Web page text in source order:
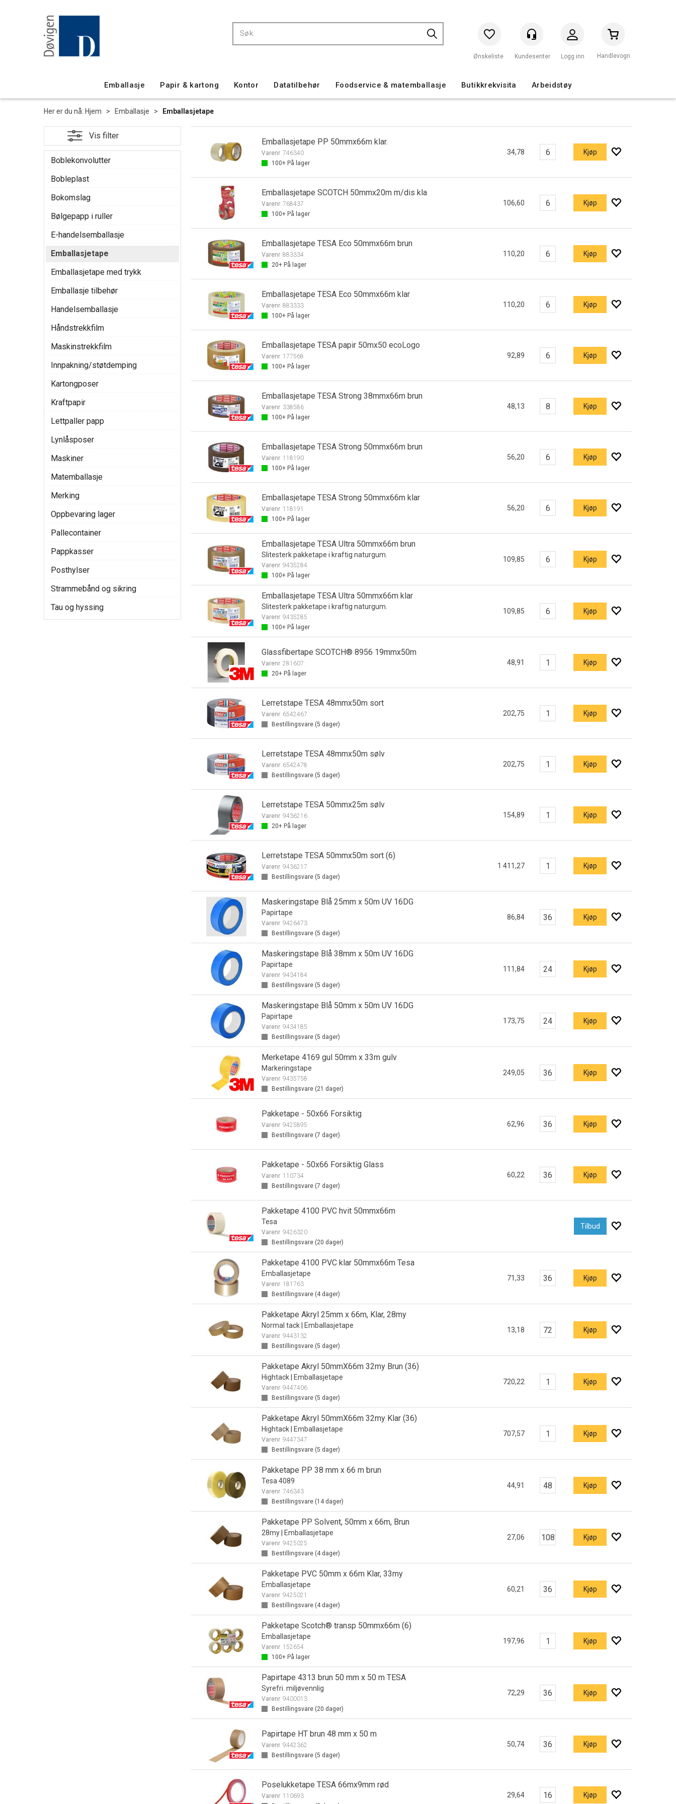
Logg inn Handlevogn
Emballasje Papir & kartong Kontor Datatilbehør Foodservice & matemballasje Butikkrekvisita Arbeidstøy
Her er du nå: Hjem > Emballasje > Emballasjetape
Boblekonvolutter
Bobleplast
Bokomslag
Bølgepapp i ruller
E-handelsemballasje
Emballasjetape
Emballasjetape med trykk
Emballasje tilbehør
Handelsemballasje
Håndstrekkfilm
Maskinstrekkfilm
Innpakning/støtdemping
Kartongposer
Kraftpapir
Lettpaller papp
Lynlåsposer
Maskiner
Matemballasje
Merking
Oppbevaring lager
Pallecontainer
Pappkasser
Posthylser
Strammebånd og sikring
Tau og hyssing
Emballasjetape PP 50mmx66m klar.
Varenr 746340
100+På lager
34,78 Kjøp
Emballasjetape SCOTCH 50mmx20m m/dis kla
Varenr 768437
100+På lager
106,60 Kjøp
Emballasjetape TESA Eco 50mmx66m brun
Varenr 883334
20+På lager
110,20 Kjøp
Emballasjetape TESA Eco 50mmx66m klar
Varenr 883333
100+På lager
110,20 Kjøp
Emballasjetape TESA papir 50mx50 ecoLogo
Varenr 177568
100+På lager
92,89 Kjøp
Emballasjetape TESA Strong 38mmx66m brun
Varenr 338586
100+På lager
48,13 Kjøp
Emballasjetape TESA Strong 50mmx66m brun
Varenr 118190
100+På lager
56,20 Kjøp
Emballasjetape TESA Strong 50mmx66m klar
Varenr 118191
100+På lager
56,20 Kjøp
Emballasjetape TESA Ultra 50mmx66m brun
Slitesterk pakketape i kraftig naturgum.
Varenr 9435284
100+På lager
109,85 Kjøp
Emballasjetape TESA Ultra 50mmx66m klar
Slitesterk pakketape i kraftig naturgum.
Varenr 9435285
100+På lager
109,85 Kjøp
Glassfibertape SCOTCH® 8956 19mmx50m
Varenr 281607
20+På lager
48,91 Kjøp
Lerretstape TESA 48mmx50m sort
Varenr 6542467
Bestillingsvare (5 dager)
202,75 Kjøp
Lerretstape TESA 48mmx50m sølv
Varenr 6542478
Bestillingsvare (5 dager)
202,75 Kjøp
Lerretstape TESA 50mmx25m sølv
Varenr 9436216
20+På lager
154,89 Kjøp
Lerretstape TESA 50mmx50m sort (6)
Varenr 9436217
Bestillingsvare (5 dager)
1 411,27 Kjøp
Maskeringstape Blå 25mm x 50m UV 16DG
Papirtape
Varenr 9426473
Bestillingsvare (5 dager)
86,84 Kjøp
Maskeringstape Blå 38mm x 50m UV 16DG
Papirtape
Varenr 9434184
Bestillingsvare (5 dager)
111,84 Kjøp
Maskeringstape Blå 50mm x 50m UV 16DG
Papirtape
Varenr 9434185
Bestillingsvare (5 dager)
173,75 Kjøp
Merketape 4169 gul 50mm x 33m gulv
Markeringstape
Varenr 9435758
Bestillingsvare (21 dager)
249,05 Kjøp
Pakketape - 50x66 Forsiktig
Varenr 9425895
Bestillingsvare (7 dager)
62,96 Kjøp
Pakketape - 50x66 Forsiktig Glass
Varenr 110734
Bestillingsvare (7 dager)
60,22 Kjøp
Pakketape 4100 PVC hvit 50mmx66m
Tesa
Varenr 9426320
Bestillingsvare (20 dager)
Tilbud
Pakketape 4100 PVC klar 50mmx66m Tesa
Emballasjetape
Varenr 181763
Bestillingsvare (4dager)
71,33 Kjøp
Pakketape Akryl 25mm x 66m, Klar, 28my
Normal tack | Emballasjetape
Varenr 9443132
Bestillingsvare (5 dager)
13,18 Kjøp
Pakketape Akryl 50mmX66m 32my Brun (36)
Hightack | Emballasjetape
Varenr 9447406
Bestillingsvare (5 dager)
720,22 Kjøp
Pakketape Akryl 50mmX66m 32my Klar (36)
Hightack | Emballasjetape
Varenr 9447347
Bestillingsvare (5 dager)
707,57 Kjøp
Pakketape PP 38 mm x 66 m brun
Tesa 4089
Varenr 746343
Bestillingsvare (14dager)
44,91 Kjøp
Pakketape PP Solvent, 50mm x 66m, Brun
28my | Emballasjetape
Varenr 9425025
Bestillingsvare (4dager)
27,06 Kjøp
Pakketape PVC 50mm x 66m Klar, 33my
Emballasjetape
Varenr 9425021
Bestillingsvare (4dager)
60,21 Kjøp
Pakketape Scotch® transp 50mmx66m (6)
Emballasjetape
Varenr 152654
100+På lager
197,96 Kjøp
Papirtape 4313 brun 50 mm x 50 m TESA
Syrefri. miljøvennlig
Varenr 9400013
Bestillingsvare (20 dager)
72,29 Kjøp
Papirtape HT brun 48 mm x 50 m
Varenr 9442362
Bestillingsvare (5 dager)
50,74 Kjøp
Poselukketape TESA 66mx9mm rød
Varenr 110693
29,64 Kjøp